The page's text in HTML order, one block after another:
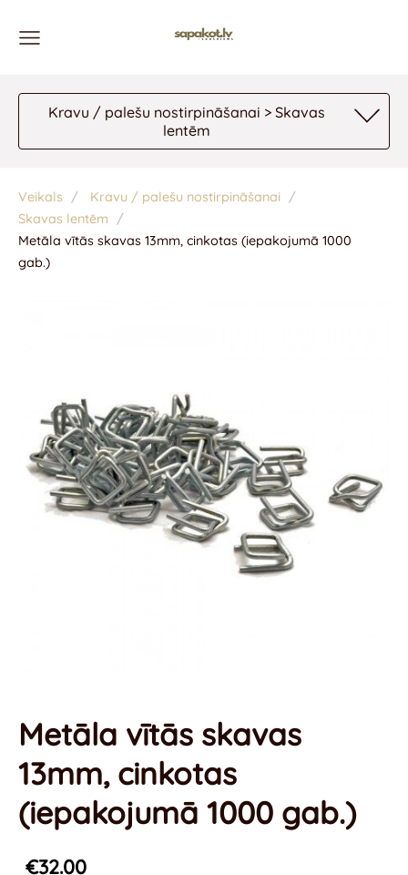
Kravu / palešu nostirpināšanai > Skavas
lentēm
Veikals
Kravu / palešu nostirpināšanai
Skavas lentēm
Metāla vītās skavas 13mm, cinkotas (iepakojumā 1000
gab.)
Metāla vītās skavas
13mm, cinkotas
(iepakojumā 1000 gab.)
€32.00